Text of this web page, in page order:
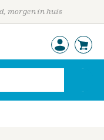
morgen in huis